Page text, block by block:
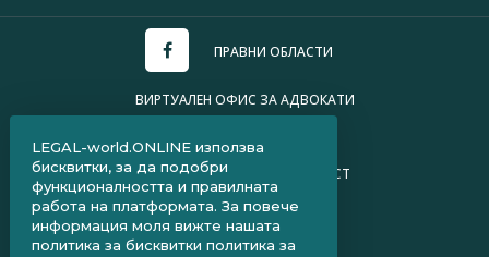
ПРАВНИ ОБЛАСТИ
ВИРТУАЛЕН ОФИС ЗА АДВОКАТИ
ПОЛИТИКА ЗА ПОВЕРИТЕЛНОСТ
ЧЗВ ЗА КЛИЕНТИ
ЧЗВ ЗА АДВОКАТИ
LEGAL-world.ONLINE използва
бисквитки, за да подобри
функционалността и правилната
работа на платформата. За повече
информация моля вижте нашата
политика за бисквитки политика за